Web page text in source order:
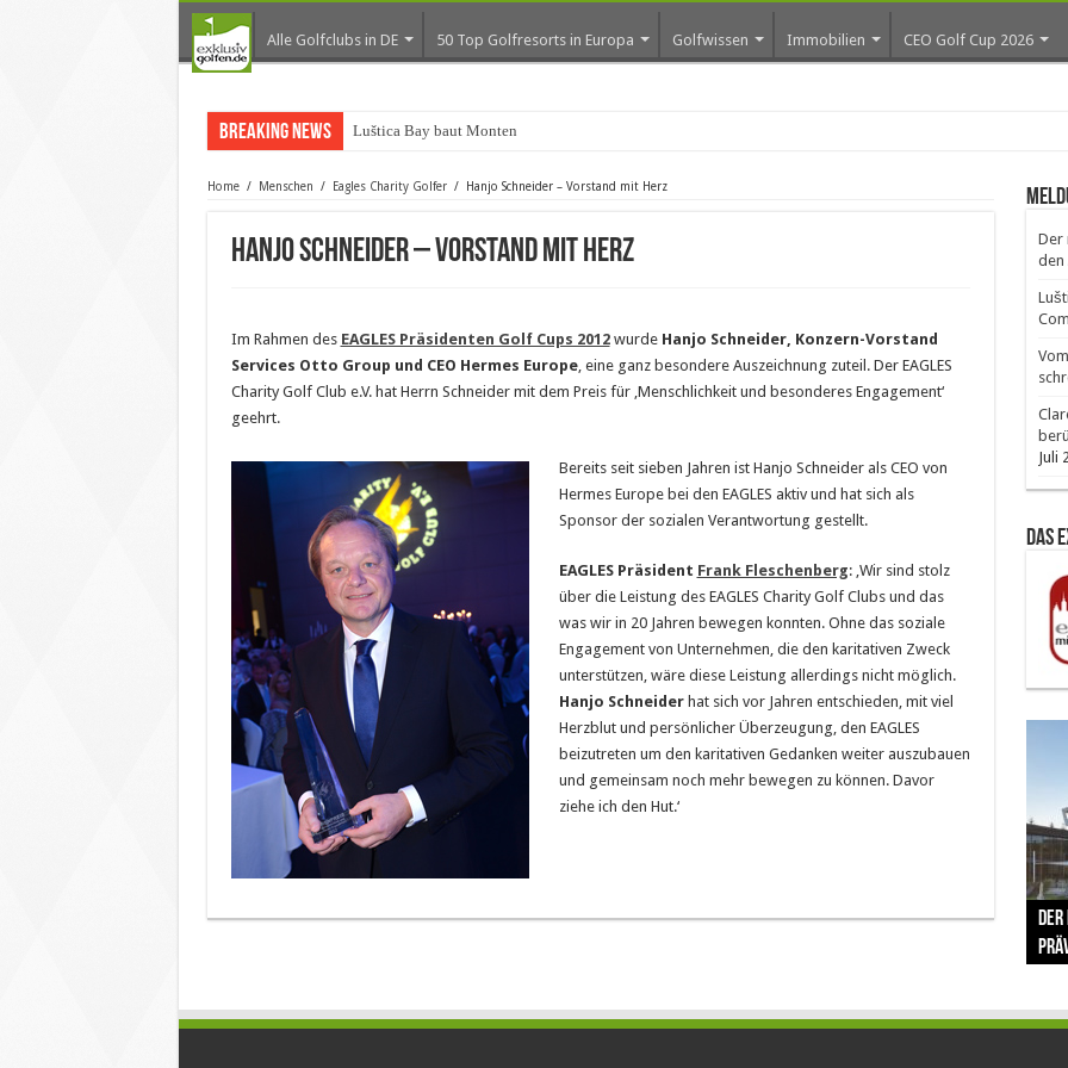
Alle Golfclubs in DE 50 Top Golfresorts in Europa Golfwissen Immobilien CEO Golf Cup 2026
Breaking News Luštica Bay baut Montenegros ers
Home / Menschen / Eagles Charity Golfer / Hanjo Schneider – Vorstand mit Herz
Hanjo Schneider – Vorstand mit Herz
Im Rahmen des EAGLES Präsidenten Golf Cups 2012wurde Hanjo Schneider, Konzern-Vorstand
Services Otto Group und CEO Hermes Europe, eine ganz besondere Auszeichnung zuteil. Der EAGLES
Charity Golf Club e.V. hat Herrn Schneider mit dem Preis für ‚Menschlichkeit und besonderes Engagement‘
geehrt.
Bereits seit sieben Jahren ist Hanjo Schneider als CEO von
Hermes Europe bei den EAGLES aktiv und hat sich als
Sponsor der sozialen Verantwortung gestellt.
EAGLES Präsident Frank Fleschenberg: ‚Wir sind stolz
über die Leistung des EAGLES Charity Golf Clubs und das
was wir in 20 Jahren bewegen konnten. Ohne das soziale
Engagement von Unternehmen, die den karitativen Zweck
unterstützen, wäre diese Leistung allerdings nicht möglich.
Hanjo Schneiderhat sich vor Jahren entschieden, mit viel
Herzblut und persönlicher Überzeugung, den EAGLES
beizutreten um den karitativen Gedanken weiter auszubauen
und gemeinsam noch mehr bewegen zu können. Davor
ziehe ich den Hut.‘
Der
den
Juli
Das
The